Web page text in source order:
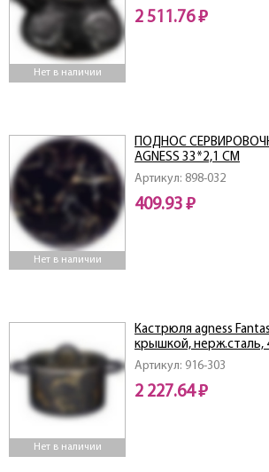
Нет в наличии
2 511.76 ₽
Нет в наличии
Артикул: 898-032
ПОДНОС
AGNESS 33*2,1 СМ
409.93 ₽
Нет в наличии
Артикул: 916-303
Кастрюля agness
крышкой, нерж.сталь,
2 227.64 ₽